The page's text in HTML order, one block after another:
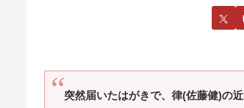
突然届いたはがきで、律(佐藤健)の